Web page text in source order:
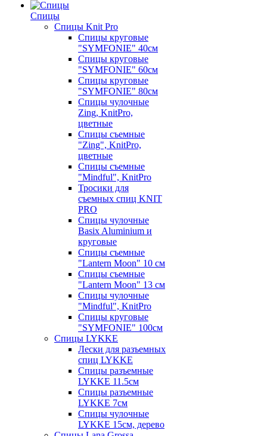
Спицы
Спицы Knit Pro
Спицы круговые
"SYMFONIE" 40см
Спицы круговые
"SYMFONIE" 60см
Спицы круговые
"SYMFONIE" 80см
Спицы чулочные
Zing, KnitPro,
цветные
Спицы съемные
"Zing", KnitPro,
цветные
Спицы съемные
"Mindful", KnitPro
Тросики для
съемных спиц KNIT
PRO
Спицы чулочные
Basix Aluminium и
круговые
Спицы съемные
"Lantern Moon" 10 см
Спицы съемные
"Lantern Moon" 13 см
Спицы чулочные
"Mindful", KnitPro
Спицы круговые
"SYMFONIE" 100см
Спицы LYKKE
Лески для разъемных
спиц LYKKE
Спицы разъемные
LYKKE 11.5см
Спицы разъемные
LYKKE 7см
Спицы чулочные
LYKKE 15см, дерево